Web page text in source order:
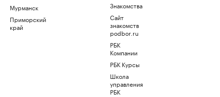
Мурманск
Приморский
край
Знакомства
Сайт
знакомств
podbor.ru
РБК
Компании
РБК Курсы
Школа
управления
РБК